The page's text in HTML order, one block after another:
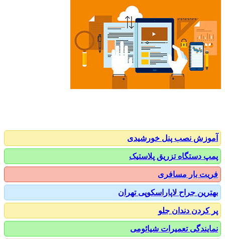
نصب پنل خورشیدی
دستگاه تزریق پلاستیک
بار مسافری
جراح لاپاراسکوپی تهران
دندان جلو
تعمیرات شیائومی